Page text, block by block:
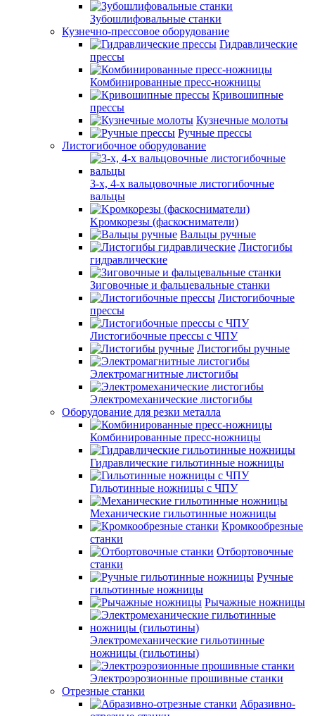
Зубошлифовальные станки
Кузнечно-прессовое оборудование
Гидравлические
прессы
Комбинированные пресс-ножницы
Кривошипные
прессы
Кузнечные молоты
Ручные прессы
Листогибочное оборудование
3-х, 4-х вальцовочные листогибочные
вальцы
Kромкорезы (фаскосниматели)
Вальцы ручные
Листогибы
гидравлические
Зиговочные и фальцевальные станки
Листогибочные
прессы
Листогибочные прессы с ЧПУ
Листогибы ручные
Электромагнитные листогибы
Электромеханические листогибы
Оборудование для резки металла
Комбинированные пресс-ножницы
Гидравлические гильотинные ножницы
Гильотинные ножницы с ЧПУ
Механические гильотинные ножницы
Кромкообрезные
станки
Отбортовочные
станки
Ручные
гильотинные ножницы
Рычажные ножницы
Электромеханические гильотинные
ножницы (гильотины)
Электроэрозионные прошивные станки
Отрезные станки
Абразивно-